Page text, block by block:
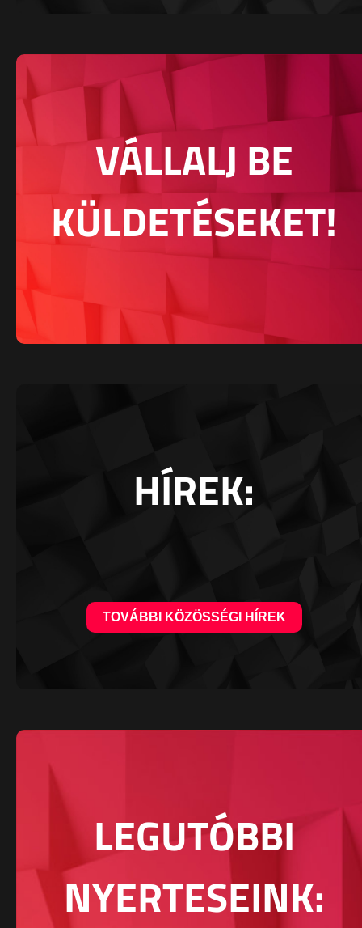
VÁLLALJ BE
KÜLDETÉSEKET!
HÍREK:
TOVÁBBI KÖZÖSSÉGI HÍREK
LEGUTÓBBI
NYERTESEINK: